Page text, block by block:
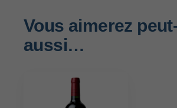
Vous aimerez
aussi…